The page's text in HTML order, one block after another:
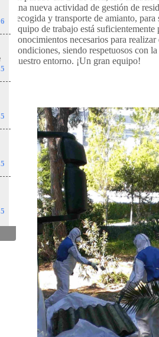
una nueva actividad de gestión de
recogida y transporte de amianto,
equipo de trabajo está
conocimientos necesarios para
condiciones, siendo respetuosos con
nuestro entorno. ¡Un gran equipo!